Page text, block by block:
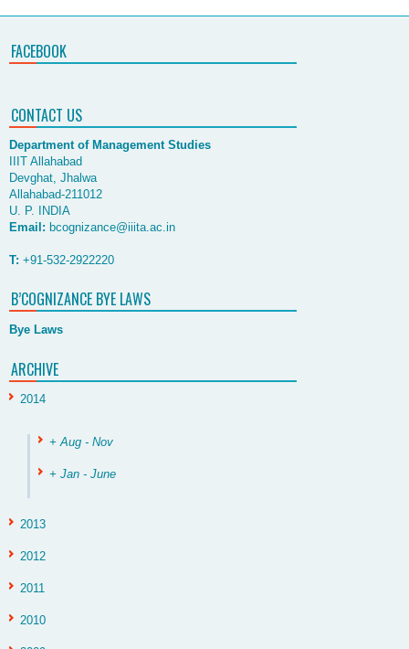
FACEBOOK
CONTACT US
Department of Management Studies
IIIT Allahabad
Devghat, Jhalwa
Allahabad-211012
U. P. INDIA
Email: bcognizance@iiita.ac.in
T: +91-532-2922220
B’COGNIZANCE BYE LAWS
Bye Laws
ARCHIVE
2014
+ Aug - Nov
+ Jan - June
2013
2012
2011
2010